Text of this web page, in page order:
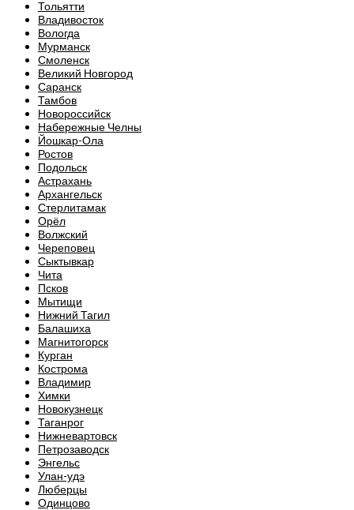
Тольятти
Владивосток
Вологда
Мурманск
Смоленск
Великий Новгород
Саранск
Тамбов
Новороссийск
Набережные Челны
Йошкар-Ола
Ростов
Подольск
Астрахань
Архангельск
Стерлитамак
Орёл
Волжский
Череповец
Сыктывкар
Чита
Псков
Мытищи
Нижний Тагил
Балашиха
Магнитогорск
Курган
Кострома
Владимир
Химки
Новокузнецк
Таганрог
Нижневартовск
Петрозаводск
Энгельс
Улан-удэ
Люберцы
Одинцово